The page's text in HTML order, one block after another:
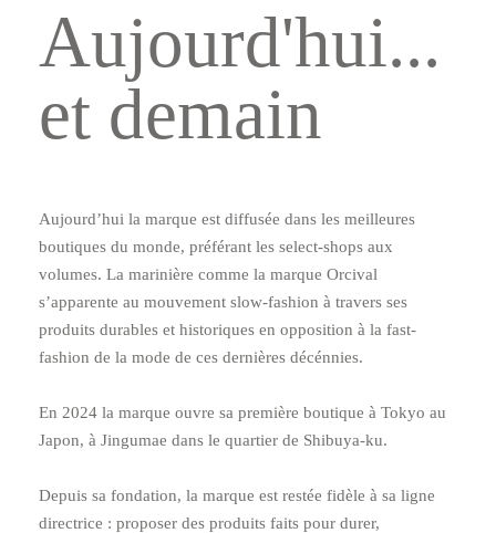
Aujourd'hui...
et demain
Aujourdʼhui la marque est diffusée dans les meilleures
boutiques du monde, préférant les select-shops aux
volumes. La marinière comme la marque Orcival
sʼapparente au mouvement slow-fashion à travers ses
produits durables et historiques en opposition à la fast-
fashion de la mode de ces dernières décénnies.
En 2024 la marque ouvre sa première boutique à Tokyo au
Japon, à Jingumae dans le quartier de Shibuya-ku.
Depuis sa fondation, la marque est restée fidèle à sa ligne
directrice : proposer des produits faits pour durer,